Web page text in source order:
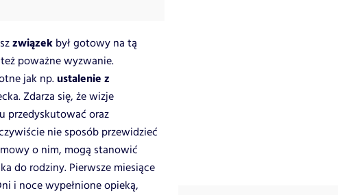
związek był gotowy na tą
poważne wyzwanie.
jak np.ustalenie z
Zdarza się, że wizje
przedyskutować oraz
nie sposób przewidzieć
o nim, mogą stanowić
do rodziny. Pierwsze miesiące
i noce wypełnione opieką,